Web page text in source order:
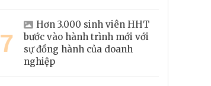
7
Hơn 3.000 sinh viên HHT
bước vào hành trình mới với
sự đồng hành của doanh
nghiệp